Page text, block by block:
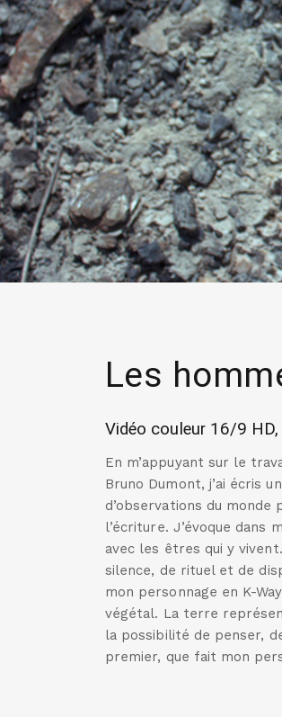
Les
Vidéo couleur 16/9
En m’appuyant sur le
Bruno Dumont, j’ai écris
d’observations du
l’écriture. J’évoque
avec les êtres qui y
silence, de rituel et de
mon personnage en K-
végétal. La terre
la possibilité de penser,
premier, que fait mon